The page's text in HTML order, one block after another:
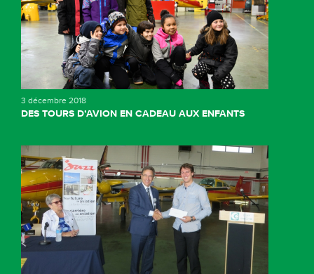
3 décembre 2018
DES TOURS D’AVION EN CADEAU AUX ENFANTS